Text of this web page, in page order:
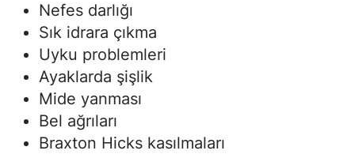
Nefes darlığı
Sık idrara çıkma
Uyku problemleri
Ayaklarda şişlik
Mide yanması
Bel ağrıları
Braxton Hicks kasılmaları